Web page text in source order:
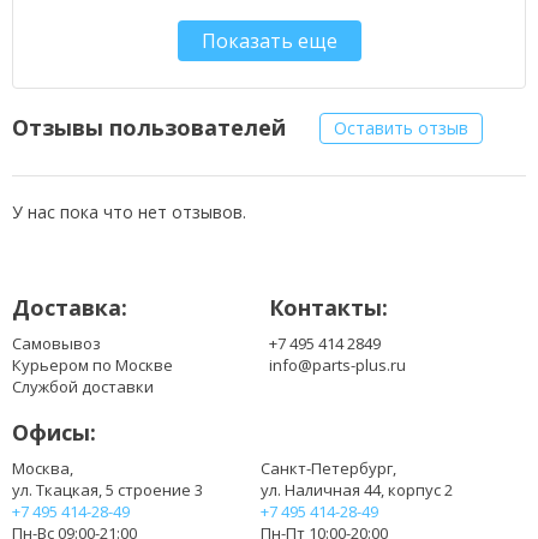
807957-001
HS03031-CL
HS04041-CL
Показать еще
Отзывы пользователей Оставить отзыв
У нас пока что нет отзывов.
Доставка:
Самовывоз
Курьером по Москве
Службой доставки
Контакты:
+7 495 414 2849
info@parts-plus.ru
Офисы:
Москва,
ул. Ткацкая, 5 строение 3
+7 495 414-28-49
Пн-Вс 09:00-21:00
Санкт-Петербург,
ул. Наличная 44, корпус 2
+7 495 414-28-49
Пн-Пт 10:00-20:00